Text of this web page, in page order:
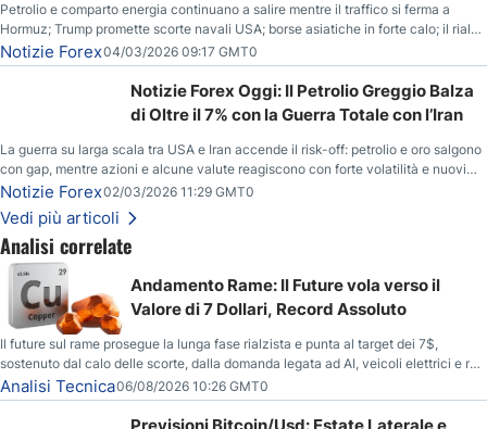
Petrolio e comparto energia continuano a salire mentre il traffico si ferma a
Hormuz; Trump promette scorte navali USA; borse asiatiche in forte calo; il rialzo
del gas naturale mette pressione all’euro.
Notizie Forex04/03/2026 09:17 GMT0
Notizie Forex Oggi: Il Petrolio Greggio Balza
di Oltre il 7% con la Guerra Totale con l’Iran
La guerra su larga scala tra USA e Iran accende il risk-off: petrolio e oro salgono
con gap, mentre azioni e alcune valute reagiscono con forte volatilità e nuovi
livelli da monitorare.
Notizie Forex02/03/2026 11:29 GMT0
Vedi più articoli
Analisi correlate
Andamento Rame: Il Future vola verso il
Valore di 7 Dollari, Record Assoluto
Il future sul rame prosegue la lunga fase rialzista e punta al target dei 7$,
sostenuto dal calo delle scorte, dalla domanda legata ad AI, veicoli elettrici e reti
energetiche, e dai timori di deficit produttivo dal 2028.
Analisi Tecnica06/08/2026 10:26 GMT0